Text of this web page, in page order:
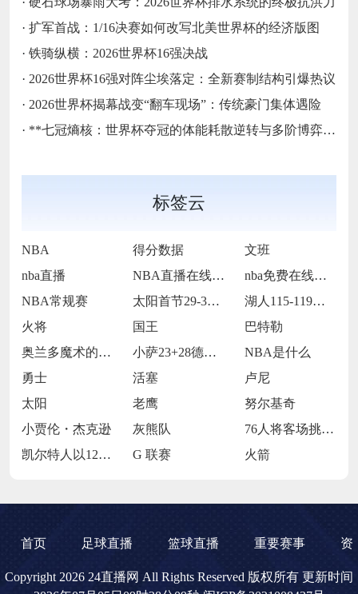
· 扩军首战：1/16决赛如何改写北美世界杯的经济版图
· 铁骑纵横：2026世界杯16强决战
· 2026世界杯16强对阵尘埃落定：全新赛制结构引爆热议
· 2026世界杯揭幕战变“翻车现场”：传统豪门集体遇险
· **七冠熵核：世界杯夺冠的体能耗散逆转与多阶博弈论**
标签云
NBA 得分数据
文班
nba直播
NBA直播在线观看
nba免费在线高清直播
NBA常规赛
太阳首节29-30落后步行者
湖人115-119不敌火箭
火将
国王
巴特勒
奥兰多魔术的当家球星保罗-班凯罗
小萨23+28德罗赞24+9 国王114
NBA是什么
勇士
活塞
卢尼
太阳
老鹰
努尔基奇
小贾伦・杰克逊
灰熊队
76人将客场挑战魔术
凯尔特人以120-119战胜鹈鹕
G 联赛 火箭
首页 足球直播 篮球直播 重要赛事 资
Copyright 2026 24直播网 All Rights Reserved 版权所有 更新时间